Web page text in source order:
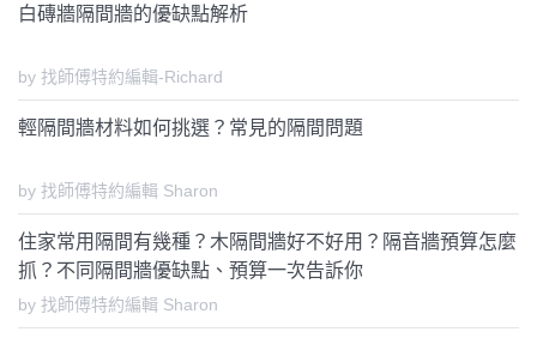
白磚牆隔間牆的優缺點解析
by 找師傅特約編輯-Richard
輕隔間牆材料如何挑選？常見的隔間問題
by 找師傅特約編輯 Sharon
住家常用隔間有幾種？木隔間牆好不好用？隔音牆預算怎麼
抓？不同隔間牆優缺點、預算一次告訴你
by 找師傅特約編輯 Sharon